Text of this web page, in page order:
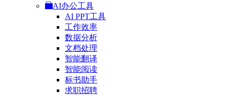
AI办公工具
AI PPT工具
工作效率
数据分析
文档处理
智能翻译
智能阅读
标书助手
求职招聘